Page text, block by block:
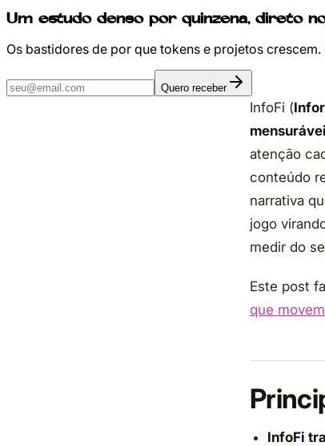
Um estudo denso por quinzena, direto
Os bastidores de por que tokens e projetos crescem.
Quero receber
InfoFi (
atenção
conteúdo
narrativa
jogo
medir do
Este post
que
InfoFi